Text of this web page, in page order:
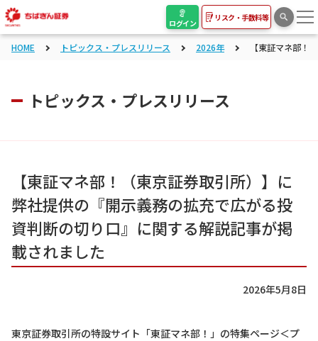
ログイン
リスク・手数料等
HOME トピックス・プレスリリース 2026年 【東証マネ部！
トピックス・プレスリリース
【東証マネ部！（東京証券取引所）】に
弊社提供の『開示義務の拡充で広がる投
資判断の切り口』に関する解説記事が掲
載されました
2026年5月8日
東京証券取引所の特設サイト「東証マネ部！」の特集ページ＜プ